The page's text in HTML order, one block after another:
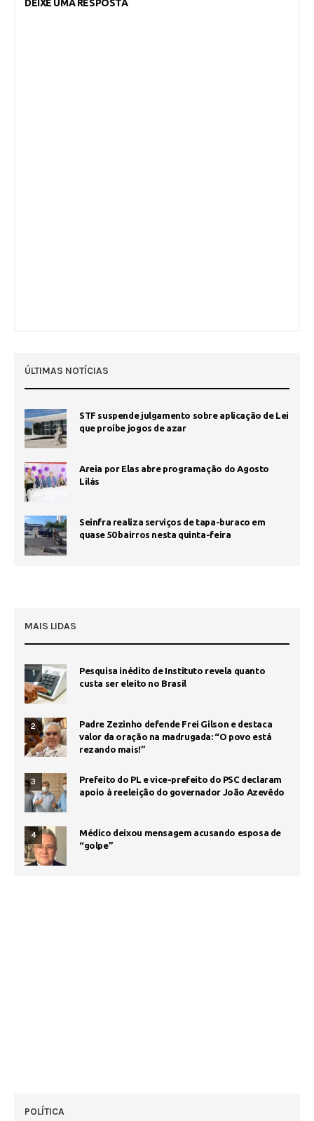
DEIXE UMA RESPOSTA
ÚLTIMAS NOTÍCIAS
STF suspende julgamento sobre aplicação de Lei
que proíbe jogos de azar
Areia por Elas abre programação do Agosto
Lilás
Seinfra realiza serviços de tapa-buraco em
quase 50 bairros nesta quinta-feira
MAIS LIDAS
1
Pesquisa inédito de Instituto revela quanto
custa ser eleito no Brasil
2
Padre Zezinho defende Frei Gilson e destaca
valor da oração na madrugada: “O povo está
rezando mais!”
3
Prefeito do PL e vice-prefeito do PSC declaram
apoio à reeleição do governador João Azevêdo
4
Médico deixou mensagem acusando esposa de
“golpe”
POLÍTICA